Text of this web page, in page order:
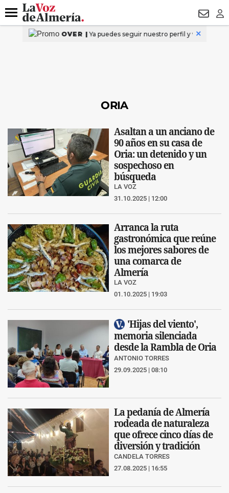
DESTACADO CONDENADOS
Menú
ORIA
Asaltan a un anciano de
90 años en su casa de
Oria: un detenido y un
sospechoso en
búsqueda
LA VOZ
31.10.2025 | 12:00
Arranca la ruta
gastronómica que reúne
los mejores sabores de
una comarca de
Almería
LA VOZ
01.10.2025 | 19:03
'Hijas del viento',
memoria silenciada
desde la Rambla de Oria
ANTONIO TORRES
29.09.2025 | 08:10
La pedanía de Almería
rodeada de naturaleza
que ofrece cinco días de
diversión y tradición
CANDELA TORRES
27.08.2025 | 16:55